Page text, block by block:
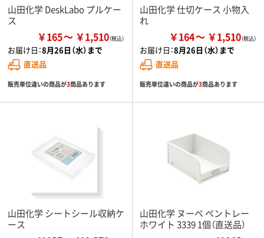
山田化学 DeskLabo プルケー
ス
￥165 ￥1,510
お届け日：8月26日（水）まで
直送品
販売単位違いの商品が3商品あります
山田化学 仕切ケース 小物入
れ
￥164 ￥1,510
お届け日：8月26日（水）まで
直送品
販売単位違いの商品が3商品あります
山田化学 シートシール収納ケ
ース
山田化学 ヌーベ ペントレー
ホワイト 3339 1個（直送品）